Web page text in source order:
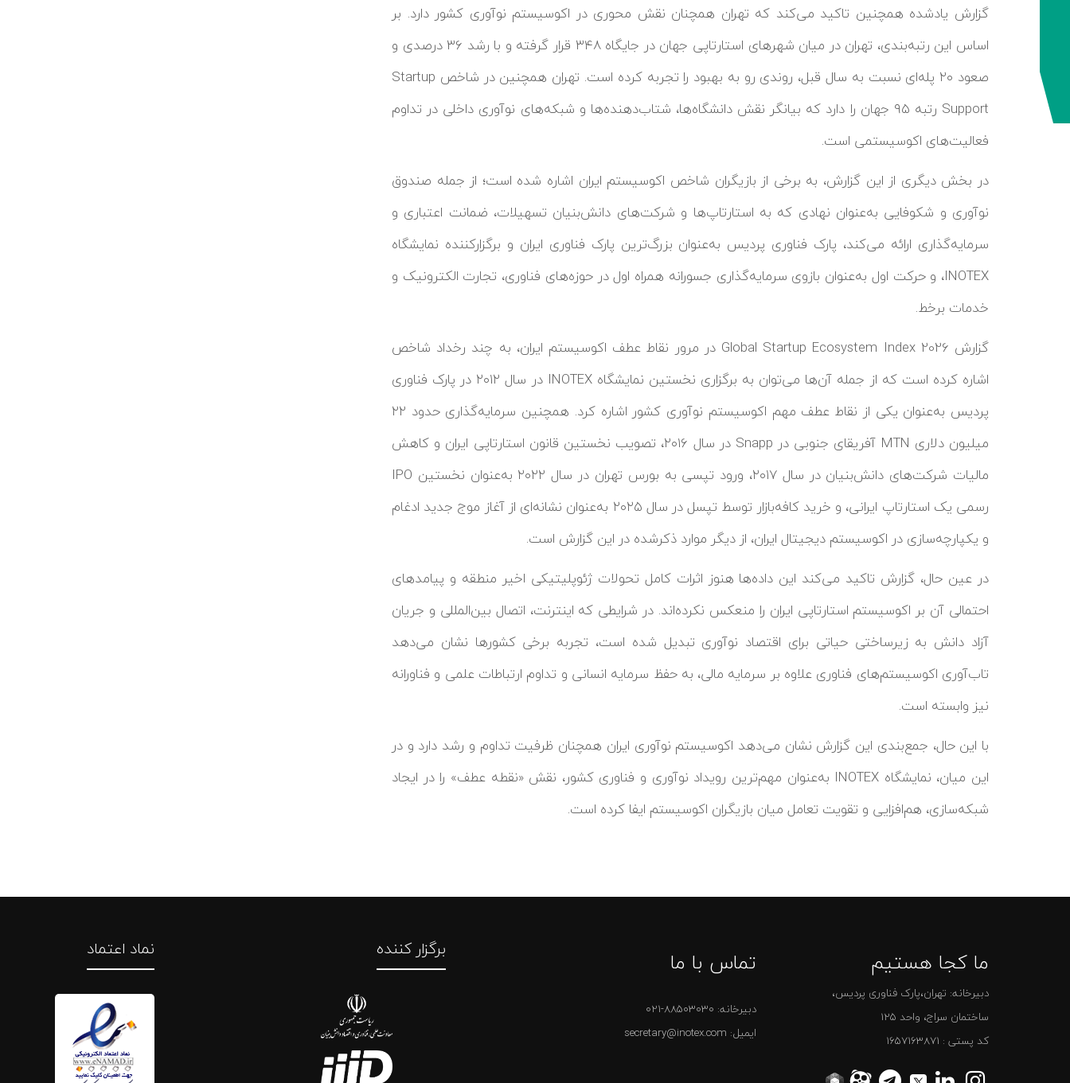
گزارش یادشده همچنین تاکید می‌کند که تهران همچنان نقش محوری در اکوسیستم نوآوری کشور دارد. بر
اساس این رتبه‌بندی، تهران در میان شهرهای استارتاپی جهان در جایگاه ۳۴۸ قرار گرفته و با رشد ۳۶ درصدی و
صعود ۲۰ پله‌ای نسبت به سال قبل، روندی رو به بهبود را تجربه کرده است. تهران همچنین در شاخص Startup
Support رتبه ۹۵ جهان را دارد که بیانگر نقش دانشگاه‌ها، شتاب‌دهنده‌ها و شبکه‌های نوآوری داخلی در تداوم
فعالیت‌های اکوسیستمی است.
در بخش دیگری از این گزارش، به برخی از بازیگران شاخص اکوسیستم ایران اشاره شده است؛ از جمله صندوق
نوآوری و شکوفایی به‌عنوان نهادی که به استارتاپ‌ها و شرکت‌های دانش‌بنیان تسهیلات، ضمانت اعتباری و
سرمایه‌گذاری ارائه می‌کند، پارک فناوری پردیس به‌عنوان بزرگ‌ترین پارک فناوری ایران و برگزارکننده نمایشگاه
INOTEX، و حرکت اول به‌عنوان بازوی سرمایه‌گذاری جسورانه همراه اول در حوزه‌های فناوری، تجارت الکترونیک و
خدمات برخط.
گزارش Global Startup Ecosystem Index 2026 در مرور نقاط عطف اکوسیستم ایران، به چند رخداد شاخص
اشاره کرده است که از جمله آن‌ها می‌توان به برگزاری نخستین نمایشگاه INOTEX در سال ۲۰۱۲ در پارک فناوری
پردیس به‌عنوان یکی از نقاط عطف مهم اکوسیستم نوآوری کشور اشاره کرد. همچنین سرمایه‌گذاری حدود ۲۲
میلیون دلاری MTN آفریقای جنوبی در Snapp در سال ۲۰۱۶، تصویب نخستین قانون استارتاپی ایران و کاهش
مالیات شرکت‌های دانش‌بنیان در سال ۲۰۱۷، ورود تپسی به بورس تهران در سال ۲۰۲۲ به‌عنوان نخستین IPO
رسمی یک استارتاپ ایرانی، و خرید کافه‌بازار توسط تپسل در سال ۲۰۲۵ به‌عنوان نشانه‌ای از آغاز موج جدید ادغام
و یکپارچه‌سازی در اکوسیستم دیجیتال ایران، از دیگر موارد ذکرشده در این گزارش است.
در عین حال، گزارش تاکید می‌کند این داده‌ها هنوز اثرات کامل تحولات ژئوپلیتیکی اخیر منطقه و پیامدهای
احتمالی آن بر اکوسیستم استارتاپی ایران را منعکس نکرده‌اند. در شرایطی که اینترنت، اتصال بین‌المللی و جریان
آزاد دانش به زیرساختی حیاتی برای اقتصاد نوآوری تبدیل شده است، تجربه برخی کشورها نشان می‌دهد
تاب‌آوری اکوسیستم‌های فناوری علاوه بر سرمایه مالی، به حفظ سرمایه انسانی و تداوم ارتباطات علمی و فناورانه
نیز وابسته است.
با این حال، جمع‌بندی این گزارش نشان می‌دهد اکوسیستم نوآوری ایران همچنان ظرفیت تداوم و رشد دارد و در
این میان، نمایشگاه INOTEX به‌عنوان مهم‌ترین رویداد نوآوری و فناوری کشور، نقش «نقطه عطف» را در ایجاد
شبکه‌سازی، هم‌افزایی و تقویت تعامل میان بازیگران اکوسیستم ایفا کرده است.
ما کجا هستیم
دبیرخانه: تهران،پارک فناوری پردیس،
ساختمان سراج، واحد 125
کد پستی : 1657163871
تماس با ما
دبیرخانه: 021-88503030
ایمیل: secretary@inotex.com
برگزار کننده نماد اعتماد